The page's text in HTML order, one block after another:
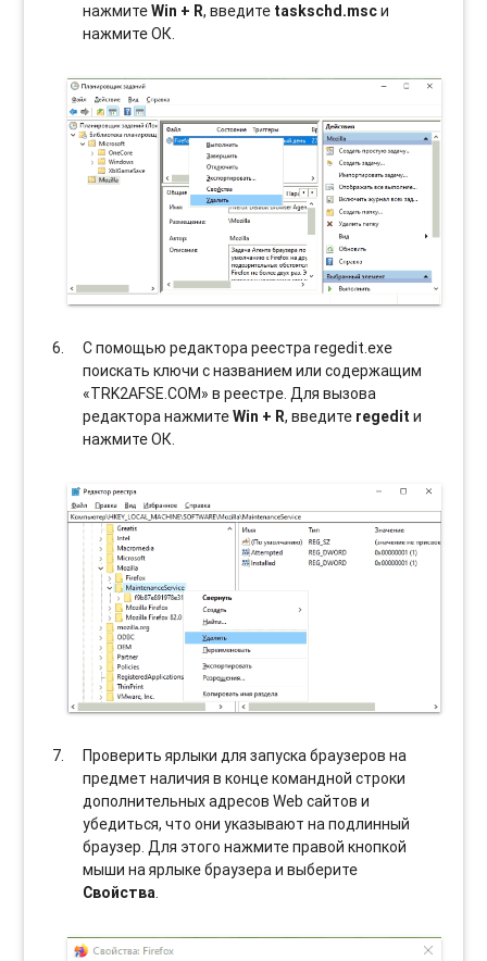
нажмитеWin + R, введите taskschd.mscи
нажмите ОК.
С помощью редактора реестра regedit.exe
поискать ключи с названием или содержащим
«TRK2AFSE.COM» в реестре. Для вызова
редактора нажмитеWin + R, введите regedit и
нажмите ОК.
Проверить ярлыки для запуска браузеров на
предмет наличия в конце командной строки
дополнительных адресов Web сайтов и
убедиться, что они указывают на подлинный
браузер. Для этого нажмите правой кнопкой
мыши на ярлыке браузера и выберите
Свойства.